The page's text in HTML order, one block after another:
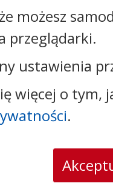
e-mail:
skrytka
adres do e-
możesz
przeglądarki.
ustawienia
więcej o tym,
.